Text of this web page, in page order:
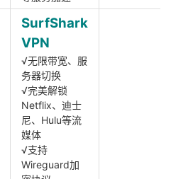
SurfShark
VPN
√无限带宽、服
务器切换
√完美解锁
Netflix、迪士
尼、Hulu等流
媒体
√支持
Wireguard加